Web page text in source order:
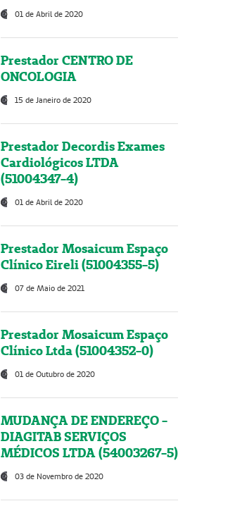
01 de Abril de 2020
Prestador CENTRO DE
ONCOLOGIA
15 de Janeiro de 2020
Prestador Decordis Exames
Cardiológicos LTDA
(51004347-4)
01 de Abril de 2020
Prestador Mosaicum Espaço
Clínico Eireli (51004355-5)
07 de Maio de 2021
Prestador Mosaicum Espaço
Clínico Ltda (51004352-0)
01 de Outubro de 2020
MUDANÇA DE ENDEREÇO -
DIAGITAB SERVIÇOS
MÉDICOS LTDA (54003267-5)
03 de Novembro de 2020